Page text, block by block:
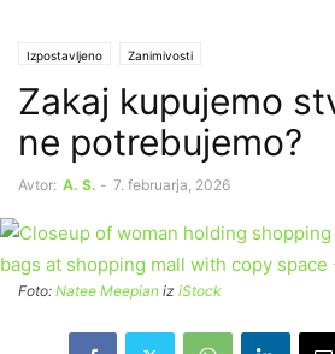
Izpostavljeno Zanimivosti
Zakaj kupujemo
ne potrebujemo?
Avtor: A. S. - 7. februarja, 2026
Foto: Natee Meepian iz iStock